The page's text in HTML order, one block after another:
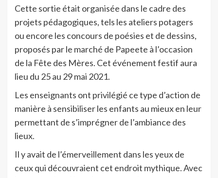
Cette sortie était organisée dans le cadre des
projets pédagogiques, tels les ateliers potagers
ou encore les concours de poésies et de dessins,
proposés par le marché de Papeete à l’occasion
de la Fête des Mères. Cet événement festif aura
lieu du 25 au 29 mai 2021.
Les enseignants ont privilégié ce type d’action de
manière à sensibiliser les enfants au mieux en leur
permettant de s’imprégner de l’ambiance des
lieux.
Il y avait de l’émerveillement dans les yeux de
ceux qui découvraient cet endroit mythique. Avec